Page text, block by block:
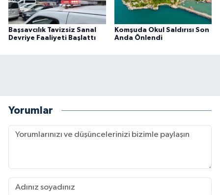
Başsavcılık Tavizsiz Sanal
Devriye Faaliyeti Başlattı
Komşuda Okul Saldırısı Son
Anda Önlendi
Yorumlar